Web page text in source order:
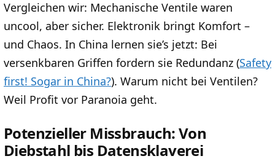
Vergleichen wir: Mechanische Ventile waren
uncool, aber sicher. Elektronik bringt Komfort –
und Chaos. In China lernen sie’s jetzt: Bei
versenkbaren Griffen fordern sie Redundanz (Safety
first! Sogar in China?). Warum nicht bei Ventilen?
Weil Profit vor Paranoia geht.
Potenzieller Missbrauch: Von
Diebstahl bis Datensklaverei